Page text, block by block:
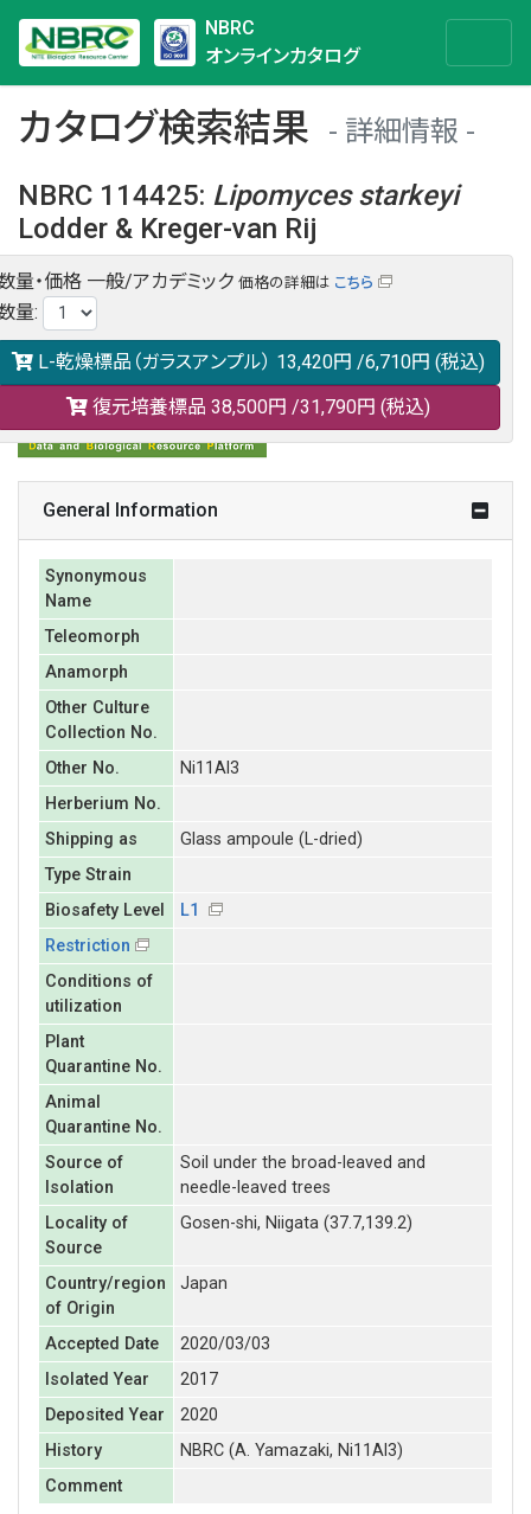
NBRC
オンラインカタログ
カタログ検索結果
詳細情報
NBRC 114425: Lipomyces starkeyi
Lodder & Kreger-van Rij
NBRC 114425の情報や関連データは以下のバナー(DBRP)か
らご覧ください。
日本語での検索も可能です。
量・価格 一般/アカデミック 価格の詳細は こちら
量:
L-乾燥標品（ガラスアンプル） 13,420円 /6,710円 (税込)
復元培養標品 38,500円 /31,790円 (税込)
General Information
Synonymous
Name
Teleomorph
Anamorph
Other Culture
Collection No.
Other No.
Ni11Al3
Herberium No.
Shipping as
Glass ampoule (L-dried)
Type Strain
Biosafety Level
L1
Restriction
Conditions of
utilization
Plant
Quarantine No.
Animal
Quarantine No.
Source of
Isolation
Soil under the broad-leaved and
needle-leaved trees
Locality of
Source
Gosen-shi, Niigata (37.7,139.2)
Country/region
of Origin
Japan
Accepted Date
2020/03/03
Isolated Year
2017
Deposited Year
2020
History
NBRC (A. Yamazaki, Ni11Al3)
Comment